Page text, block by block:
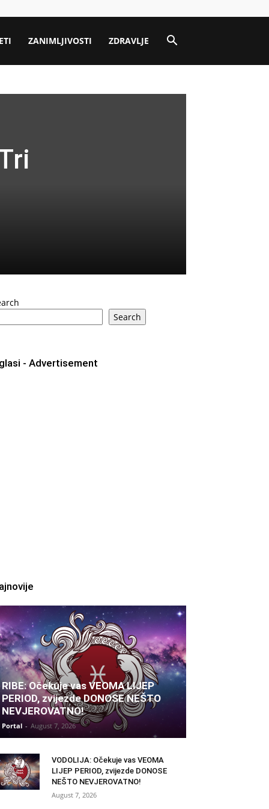
ZANIMLJIVOSTI ZDRAVLJE
Search
- Advertisement
RIBE: Očekuje vas VEOMA LIJEP
PERIOD, zvijezde DONOSE NEŠTO
NEVJEROVATNO!
Portal - August 7, 2026
VODOLIJA: Očekuje vas VEOMA
LIJEP PERIOD, zvijezde DONOSE
NEŠTO NEVJEROVATNO!
August 7, 2026